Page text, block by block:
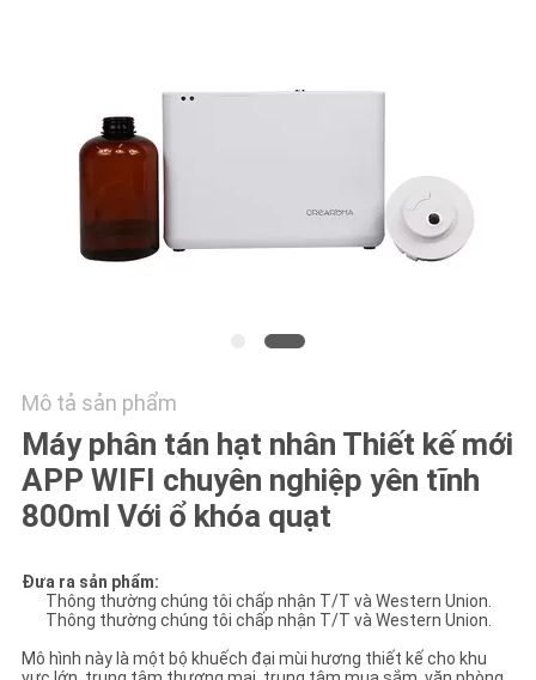
CHÚNG
YÊU
CẦU
BÁO
ĐỒ
Mô tả sản phẩm
Máy phân tán hạt nhân Thiết kế mới
APP WIFI chuyên nghiệp yên tĩnh
800ml Với ổ khóa quạt
Đưa ra sản phẩm:
Thông thường chúng tôi chấp nhận T/T và Western Union.
Thông thường chúng tôi chấp nhận T/T và Western Union.
Mô hình này là một bộ khuếch đại mùi hương thiết kế cho khu